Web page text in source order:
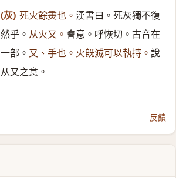
(灰) 死火餘㶳也。 漢書曰。死灰獨不復
然乎。 从火又。 會意。呼恢切。古音在
一部。 又、手也。火旣滅可以執持。 說
从又之意。
反饋